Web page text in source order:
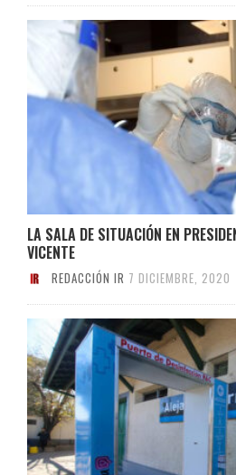
LA SALA DE SITUACIÓN EN
VICENTE
REDACCIÓN IR 7 DICIEMBRE, 2020